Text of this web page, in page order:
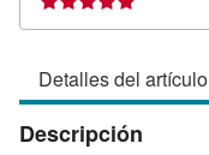
Detalles del artículo
Descripción